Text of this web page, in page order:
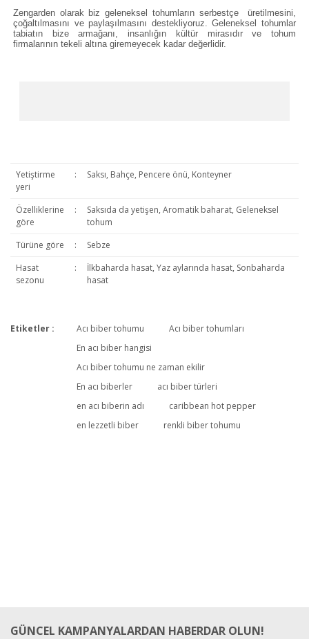
Zengarden olarak biz geleneksel tohumların serbestçe üretilmesini,
çoğaltılmasını ve paylaşılmasını destekliyoruz. Geleneksel tohumlar
tabiatın bize armağanı, insanlığın kültür mirasıdır ve tohum
firmalarının tekeli altına giremeyecek kadar değerlidir.
Yetiştirme
yeri
: Saksı, Bahçe, Pencere önü, Konteyner
Özelliklerine
göre
:
Saksıda da yetişen, Aromatik baharat, Geleneksel
tohum
Türüne göre
:
Sebze
Hasat
sezonu
:
İlkbaharda hasat, Yaz aylarında hasat, Sonbaharda
hasat
Bu ürüne ilk yorumu siz yapın!
Yorum Yaz
Etiketler : Acı biber tohumu
Acı biber tohumları
En acı biber hangisi
Acı biber tohumu ne zaman ekilir
En acı biberler
acı biber türleri
en acı biberin adı
caribbean hot pepper
en lezzetli biber
renkli biber tohumu
GÜNCEL KAMPANYALARDAN HABERDAR OLUN!